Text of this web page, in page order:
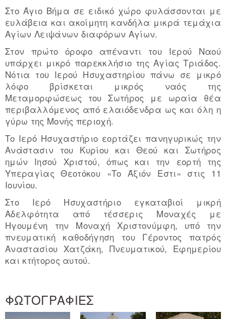
Στο Άγιο Βήμα σε ειδικό χώρο φυλάσσονται με
ευλάβεια και ακοίμητη κανδήλα μικρά τεμάχια
Αγίων Λειψάνων διαφόρων Αγίων.
Στον πρώτο όροφο απέναντι του Ιερού Ναού
υπάρχει μικρό παρεκκλήσιο της Αγίας Τριάδος.
Νότια του Ιερού Ησυχαστηρίου πάνω σε μικρό
λόφο βρίσκεται μικρός ναός της
Μεταμορφώσεως του Σωτήρος με ωραία θέα
περιβαλλόμενος από ελαιόδενδρα ως και όλη η
γύρω της Μονής περιοχή.
Το Ιερό Ησυχαστήριο εορτάζει πανηγυρικώς την
Ανάστασιν του Κυρίου και Θεού και Σωτήρος
ημών Ιησού Χριστού, όπως και την εορτή της
Υπεραγίας Θεοτόκου «Το Άξιόν Εστι» στις 11
Ιουνίου.
Στο Ιερό Ησυχαστήριο εγκαταβιοί μικρή
Αδελφότητα από τέσσερις Μοναχές με
Ηγουμένη την Μοναχή Χριστονύμφη, υπό την
πνευματική καθοδήγηση του Γέροντος πατρός
Αναστασίου Χατζάκη, Πνευματικού, Εφημερίου
και κτήτορος αυτού.
ΦΩΤΟΓΡΑΦΙΕΣ